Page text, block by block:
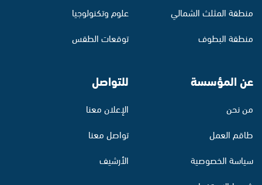
منطقة المثلث الشمالي
منطقة البطوف
علوم وتكنولوجيا
توقعات الطقس
عن المؤسسة
من نحن
طاقم العمل
سياسة الخصوصية
للتواصل
الإعلان معنا
تواصل معنا
الأرشيف